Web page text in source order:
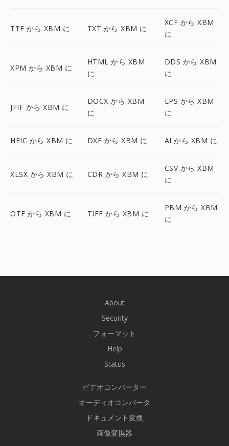
TTF から XBM に TXT から XBM に
XCF から XBM
に
XPM から XBM に
HTML から XBM
に
DDS から XBM
に
JFIF から XBM に
DOCX から XBM
に
EPS から XBM
に
HEIC から XBM に DXF から XBM に AI から XBM に
XLSX から XBM に CDR から XBM に
CSV から XBM
に
OTF から XBM に TIFF から XBM に
PBM から XBM
に
About
Security
フォーマット
Help
Status
ビデオコンバーター
オーディオコンバータ
ドキュメント変換
画像変換器